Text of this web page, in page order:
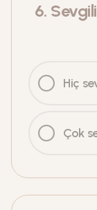
6.
Hiç
Çok